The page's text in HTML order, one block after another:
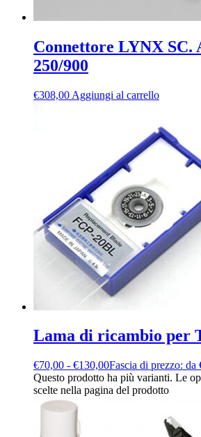
Connettore LYNX SC.
250/900
€308,00 Aggiungi al carrello
Lama di ricambio per
€70,00 - €130,00Fascia di prezzo: da
Questo prodotto ha più varianti. Le
scelte nella pagina del prodotto